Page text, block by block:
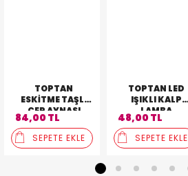
TOPTAN
ESKITME TAŞLI
CEP AYNASI
84,00 TL
SEPETE EKLE
TOPTAN LED
IŞIKLI KALP
LAMBA
48,00 TL
SEPETE EKLE
1 2 3 4 5